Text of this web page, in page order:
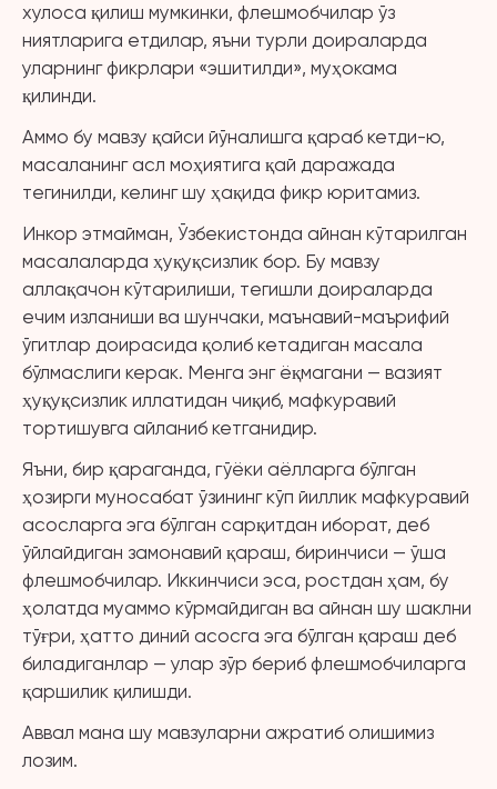
хулоса қилиш мумкинки, флешмобчилар ўз
ниятларига етдилар, яъни турли доираларда
уларнинг фикрлари «эшитилди», муҳокама
қилинди.
Аммо бу мавзу қайси йўналишга қараб кетди-ю,
масаланинг асл моҳиятига қай даражада
тегинилди, келинг шу ҳақида фикр юритамиз.
Инкор этмайман, Ўзбекистонда айнан кўтарилган
масалаларда ҳуқуқсизлик бор. Бу мавзу
аллақачон кўтарилиши, тегишли доираларда
ечим изланиши ва шунчаки, маънавий-маърифий
ўгитлар доирасида қолиб кетадиган масала
бўлмаслиги керак. Менга энг ёқмагани — вазият
ҳуқуқсизлик иллатидан чиқиб, мафкуравий
тортишувга айланиб кетганидир.
Яъни, бир қараганда, гўёки аёлларга бўлган
ҳозирги муносабат ўзининг кўп йиллик мафкуравий
асосларга эга бўлган сарқитдан иборат, деб
ўйлайдиган замонавий қараш, биринчиси — ўша
флешмобчилар. Иккинчиси эса, ростдан ҳам, бу
ҳолатда муаммо кўрмайдиган ва айнан шу шаклни
тўғри, ҳатто диний асосга эга бўлган қараш деб
биладиганлар — улар зўр бериб флешмобчиларга
қаршилик қилишди.
Аввал мана шу мавзуларни ажратиб олишимиз
лозим.